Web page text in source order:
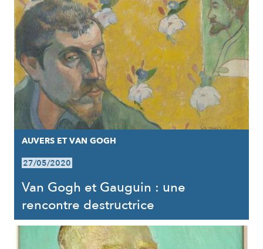
AUVERS ET VAN GOGH
27/05/2020
Van Gogh et Gauguin : une
rencontre destructrice